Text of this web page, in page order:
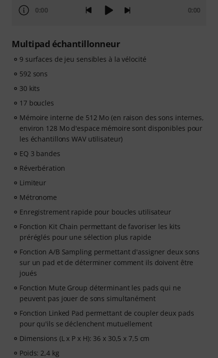
0:00 0:00
Multipad échantillonneur
9 surfaces de jeu sensibles à la vélocité
592 sons
30 kits
17 boucles
Mémoire interne de 512 Mo (en raison des sons internes,
environ 128 Mo d'espace mémoire sont disponibles pour
les échantillons WAV utilisateur)
EQ 3 bandes
Réverbération
Limiteur
Métronome
Enregistrement rapide pour boucles utilisateur
Fonction Kit Chain permettant de favoriser les kits
préréglés pour une sélection plus rapide
Fonction A/B Sampling permettant d'assigner deux sons
sur un pad et de déterminer comment ils doivent être
joués
Fonction Mute Group déterminant les pads qui ne
peuvent pas jouer de sons simultanément
Fonction Linked Pad permettant de coupler deux pads
pour qu'ils se déclenchent mutuellement
Dimensions (L x P x H): 36 x 30,5 x 7,5 cm
Poids: 2,4 kg